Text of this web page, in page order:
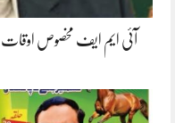
آئی ایم ایف مخصوص اوقات